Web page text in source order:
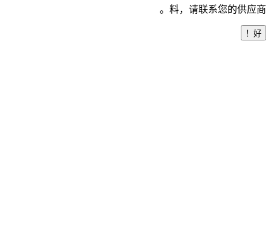
料，请联系您的供应商。
好！